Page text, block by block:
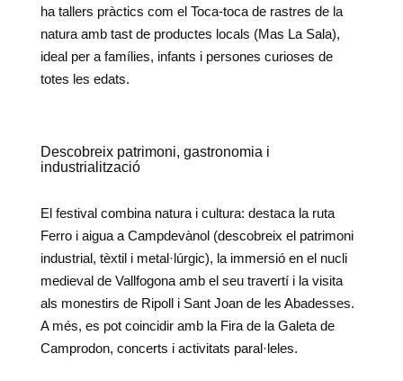
ha tallers pràctics com el Toca-toca de rastres de la
natura amb tast de productes locals (Mas La Sala),
ideal per a famílies, infants i persones curioses de
totes les edats.
Descobreix patrimoni, gastronomia i
industrialització
El festival combina natura i cultura: destaca la ruta
Ferro i aigua a Campdevànol (descobreix el patrimoni
industrial, tèxtil i metal·lúrgic), la immersió en el nucli
medieval de Vallfogona amb el seu travertí i la visita
als monestirs de Ripoll i Sant Joan de les Abadesses.
A més, es pot coincidir amb la Fira de la Galeta de
Camprodon, concerts i activitats paral·leles.